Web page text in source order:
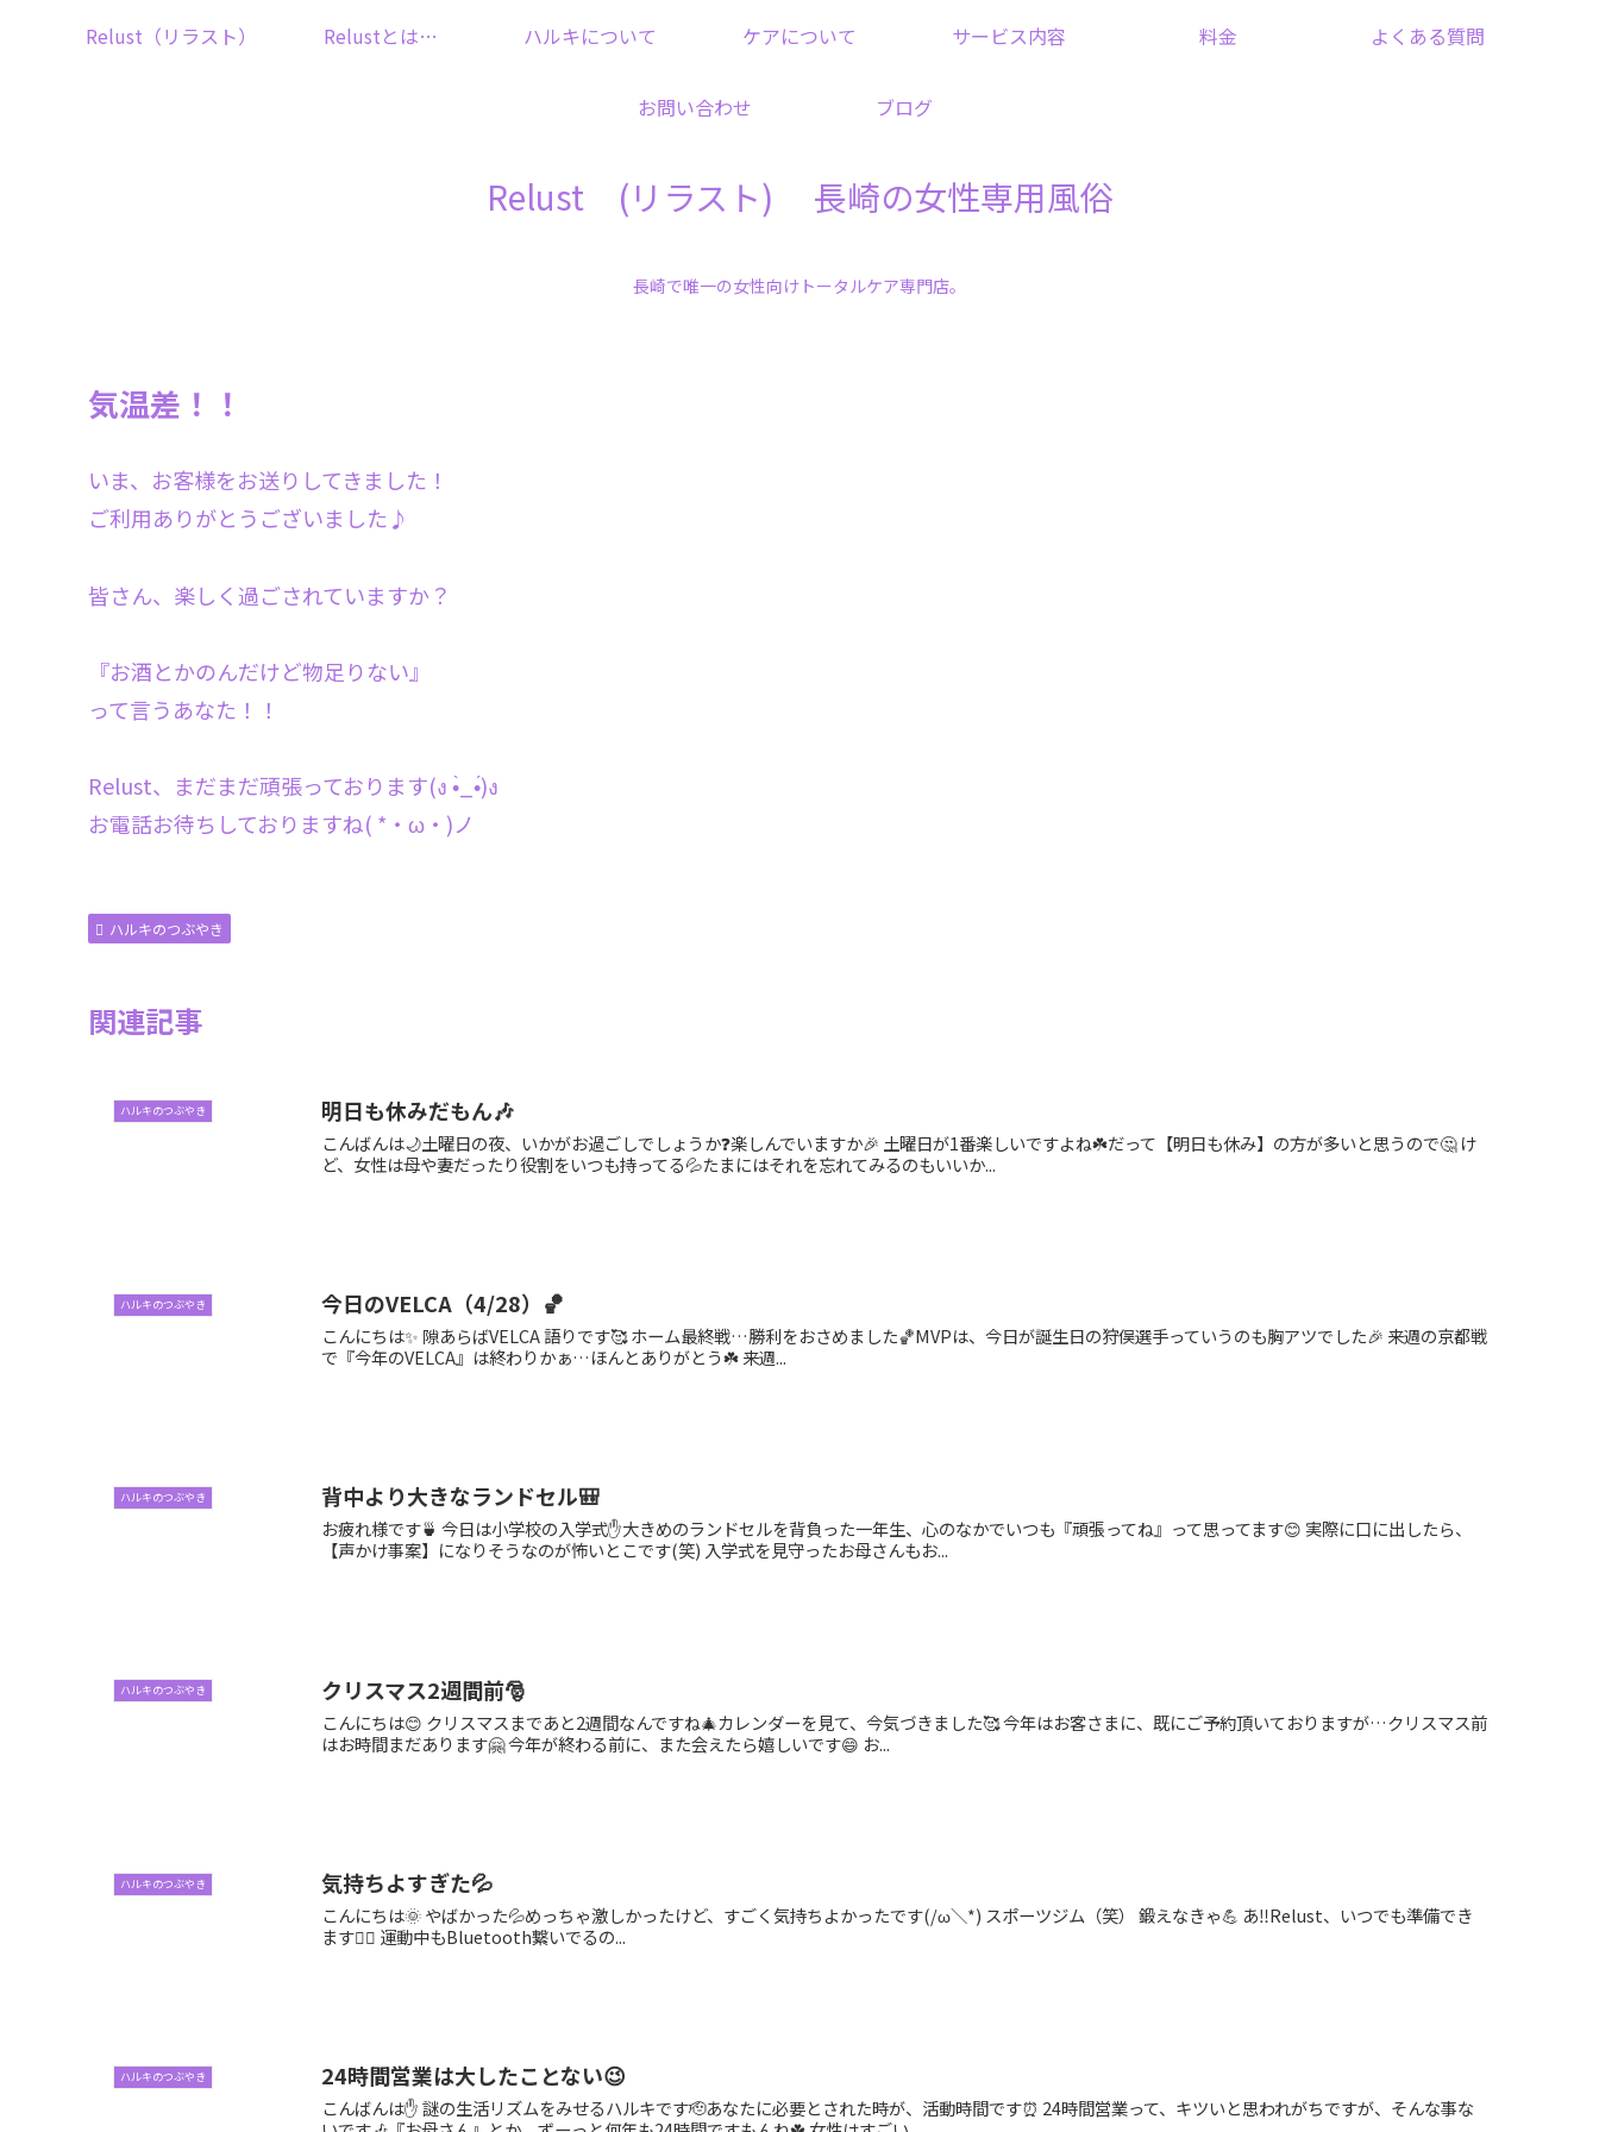
Relust (リラスト) 長崎の女性専用風俗
長崎で唯一の女性向けトータルケア専門店。
Relust（リラスト） Relustとは… ハルキについて ケアについて サービス内容 料金 よくある質問
お問い合わせ ブログ
気温差！！
いま、お客様をお送りしてきました！
ご利用ありがとうございました♪
皆さん、楽しく過ごされていますか？
『お酒とかのんだけど物足りない』
って言うあなた！！
Relust、まだまだ頑張っております(ง •̀_•́)ง
お電話お待ちしておりますね( *・ω・)ノ
ハルキのつぶやき
関連記事
ハルキのつぶやき 明日も休みだもん🎶
こんばんは🌙土曜日の夜、いかがお過ごしでしょうか❓楽しんでいますか🎉 土曜日が1番楽しいですよね☘️だって【明日も休み】の方が多いと思うので🤔 け
ど、女性は母や妻だったり役割をいつも持ってる💦たまにはそれを忘れてみるのもいいか...
ハルキのつぶやき 今日のVELCA（4/28）🏀
こんにちは✨ 隙あらばVELCA 語りです🥰 ホーム最終戦…勝利をおさめました🏀MVPは、今日が誕生日の狩俣選手っていうのも胸アツでした🎉 来週の京都戦
で『今年のVELCA』は終わりかぁ…ほんとありがとう☘️ 来週...
ハルキのつぶやき 背中より大きなランドセル🎒
お疲れ様です🍵 今日は小学校の入学式✋大きめのランドセルを背負った一年生、心のなかでいつも『頑張ってね』って思ってます😊 実際に口に出したら、
【声かけ事案】になりそうなのが怖いとこです(笑) 入学式を見守ったお母さんもお...
ハルキのつぶやき クリスマス2週間前🎅
こんにちは😊 クリスマスまであと2週間なんですね🎄カレンダーを見て、今気づきました🥰 今年はお客さまに、既にご予約頂いておりますが…クリスマス前
はお時間まだあります🤗 今年が終わる前に、また会えたら嬉しいです😄 お...
ハルキのつぶやき 気持ちよすぎた💦
こんにちは🌞 やばかった💦めっちゃ激しかったけど、すごく気持ちよかったです(/ω＼*) スポーツジム（笑） 鍛えなきゃ💪 あ‼️Relust、いつでも準備でき
ます🙆‍♀️ 運動中もBluetooth繋いでるの...
ハルキのつぶやき 24時間営業は大したことない😉
こんばんは✋ 謎の生活リズムをみせるハルキです🫡あなたに必要とされた時が、活動時間です⏰ 24時間営業って、キツいと思われがちですが、そんな事な